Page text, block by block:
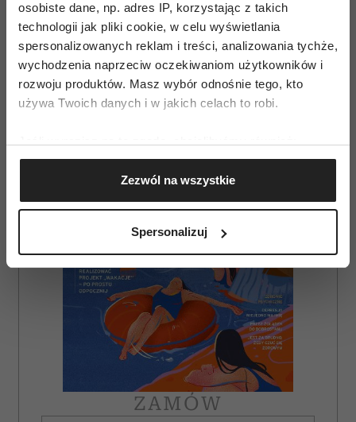
osobiste dane, np. adres IP, korzystając z takich
technologii jak pliki cookie, w celu wyświetlania
spersonalizowanych reklam i treści, analizowania tychże,
wychodzenia naprzeciw oczekiwaniom użytkowników i
rozwoju produktów. Masz wybór odnośnie tego, kto
używa Twoich danych i w jakich celach to robi.
Gromadzić dane dotyczące Twojej lokalizacji
geograficznej z dokładnością nawet do kilku metrów
Identyfikować Twoje urządzenie, aktywnie
(fingerprinting, czyli wirtualny odcisk palca)
dane są przetwarzane oraz ustaw własne preferencje w
sekcji szczegółów. W Deklaracji plików cookie możesz
zmienić lub wycofać swoją zgodę w dowolnej chwili.
Wykorzystujemy pliki cookie do spersonalizowania treści
i reklam, aby oferować funkcje społecznościowe i
analizować ruch w naszej witrynie. Informacje o tym, jak
korzystasz z naszej witryny, udostępniamy partnerom
Zezwól na wszystkie
Spersonalizuj
AUTOPROMOCJA
ZAMÓW